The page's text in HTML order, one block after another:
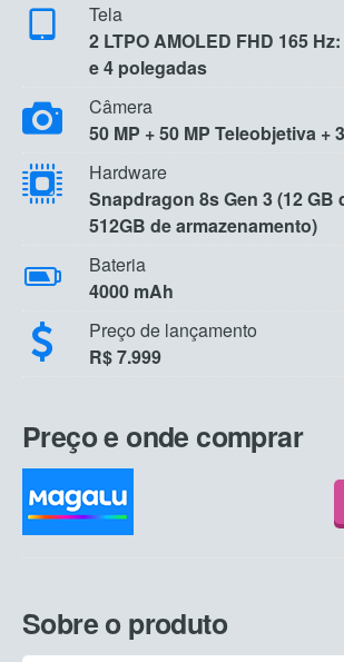
Tela
2 LTPO AMOLED FHD 165
e 4 polegadas
Câmera
50 MP + 50 MP Teleobjetiva +
Hardware
Snapdragon 8s Gen 3 (12 GB
512GB de armazenamento)
Bateria
4000 mAh
Preço de lançamento
R$ 7.999
Preço e onde comprar
Sobre o produto